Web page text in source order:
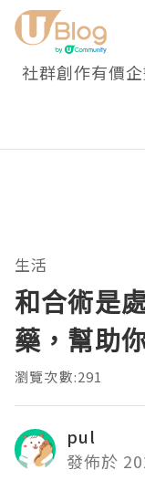
社群創作有價
生活
和合術是
藥，幫助
瀏覽次數:291
pul
發佈於